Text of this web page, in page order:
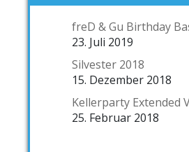
freD & Gu Birthday
23. Juli 2019
Silvester 2018
15. Dezember 2018
Kellerparty Extended
25. Februar 2018